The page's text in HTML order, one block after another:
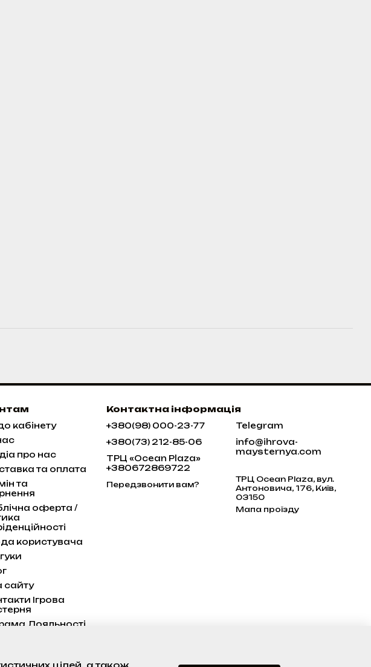
кабінету
про нас
та оплата
та
оферта /
користувача
сайту
Ігрова
Лояльності
Контактна інформація
+380(98) 000-23-77
+380(73) 212-85-06
ТРЦ «Ocean Plaza»
+380672869722
Передзвонити вам?
Telegram
info@ihrova-
maysternya.com
ТРЦ Ocean Plaza, вул.
Антоновича, 176, Київ,
03150
Мапа проїзду
цілей, а також